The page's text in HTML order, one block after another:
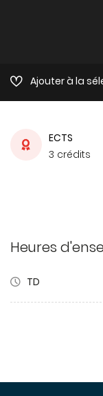
Ajouter à la
ECTS
3 crédits
Heures
TD